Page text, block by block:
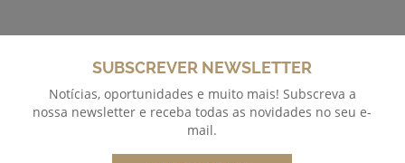
SUBSCREVER NEWSLETTER
Notícias, oportunidades e muito mais! Subscreva a
nossa newsletter e receba todas as novidades no seu e-
mail.